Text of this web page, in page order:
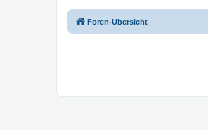
Foren-Übersicht